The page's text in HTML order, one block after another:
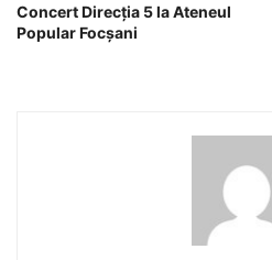
Concert Direcția 5 la Ateneul
Popular Focșani